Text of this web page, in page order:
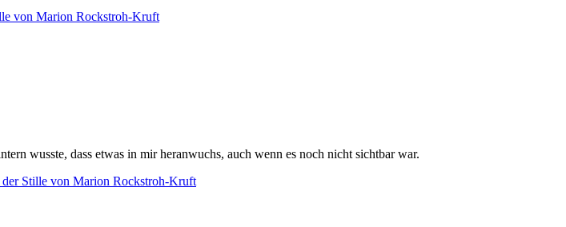
wusste, dass etwas in mir heranwuchs, auch wenn es noch nicht sichtbar war.